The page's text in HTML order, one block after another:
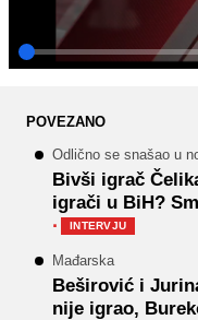
POVEZANO
Odlično se snašao u
Bivši igrač
igrači u BiH?
· INTERVJU
Mađarska
Beširović i
nije igrao,